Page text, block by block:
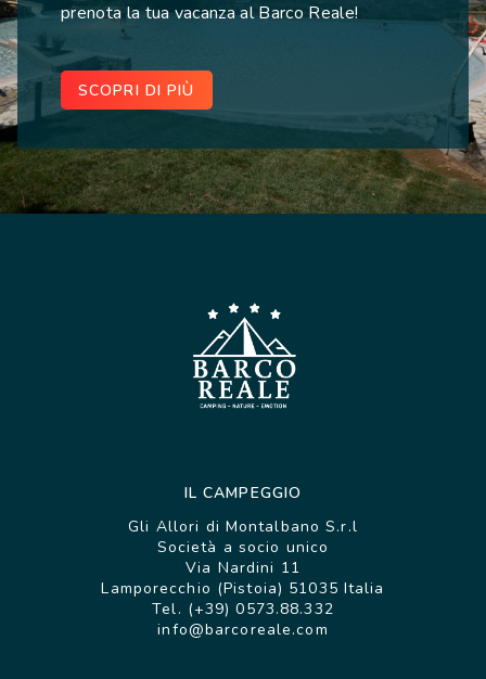
prenota la tua vacanza al Barco Reale!
SCOPRI DI PIÙ
IL CAMPEGGIO
Gli Allori di Montalbano S.r.l
Società a socio unico
Via Nardini 11
Lamporecchio (Pistoia) 51035 Italia
Tel. (+39) 0573.88.332
info@barcoreale.com